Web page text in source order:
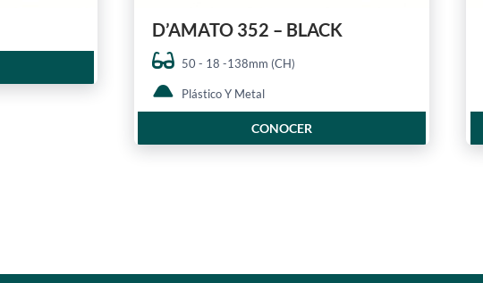
D’AMATO 352 – BLACK
50 - 18 -138mm (CH)
Plástico Y Metal
CONOCER